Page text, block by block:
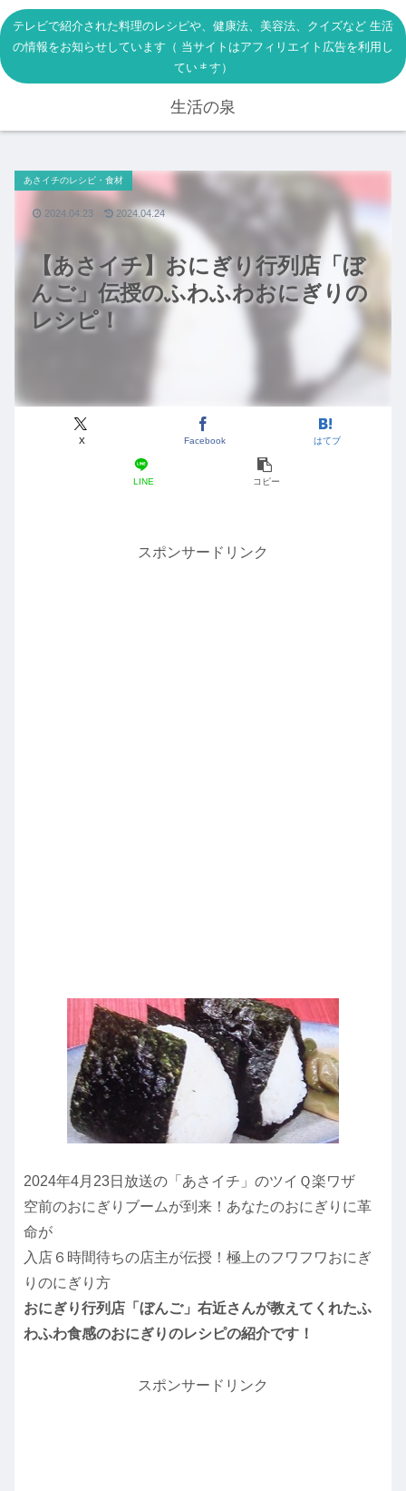
テレビで紹介された料理のレシピや、健康法、美容法、クイズなど 生活
の情報をお知らせしています（ 当サイトはアフィリエイト広告を利用し
ています）
生活の泉
【あさイチ】おにぎり行列店「ぼ
んご」伝授のふわふわおにぎりの
レシピ！
あさイチのレシピ・食材
X Facebook はてブ
LINE コピー
2024.04.23 2024.04.24
スポンサードリンク
2024年4月23日放送の「あさイチ」のツイＱ楽ワザ
空前のおにぎりブームが到来！あなたのおにぎりに革
命が
入店６時間待ちの店主が伝授！極上のフワフワおにぎ
りのにぎり方
おにぎり行列店「ぼんご」右近さんが教えてくれたふ
わふわ食感のおにぎりのレシピの紹介です！
スポンサードリンク